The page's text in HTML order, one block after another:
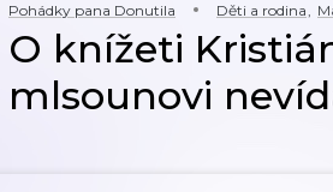
Pohádky pana Donutila Děti a rodina,
O knížeti
mlsounovi